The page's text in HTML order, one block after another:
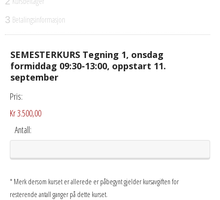
3 Betalingsinformasjon
SEMESTERKURS Tegning 1, onsdag
formiddag 09:30-13:00, oppstart 11.
september
Pris:
Kr 3.500,00
Antall:
* Merk dersom kurset er allerede er påbegynt gjelder kursavgiften for
resterende antall ganger på dette kurset.